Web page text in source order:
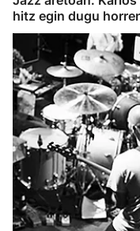
hitz egin dugu